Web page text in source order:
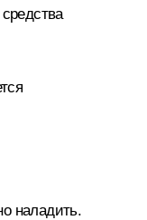
наладить.